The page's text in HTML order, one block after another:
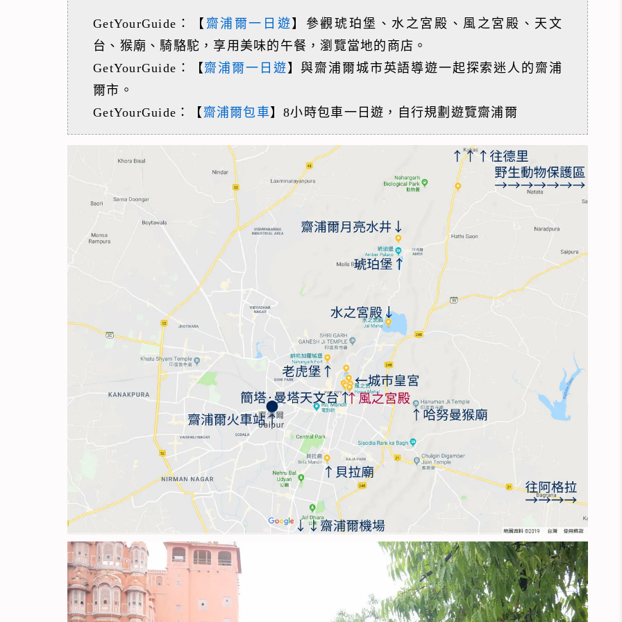
GetYourGuide：【 齋浦爾一日遊】參觀琥珀堡、水之宮殿、風之宮殿、天文
台、猴廟、騎駱駝，享用美味的午餐，瀏覽當地的商店。
GetYourGuide：【齋浦爾一日遊】與齋浦爾城市英語導遊一起探索迷人的齋浦
爾市。
GetYourGuide：【齋浦爾包車】8小時包車一日遊，自行規劃遊覽齋浦爾